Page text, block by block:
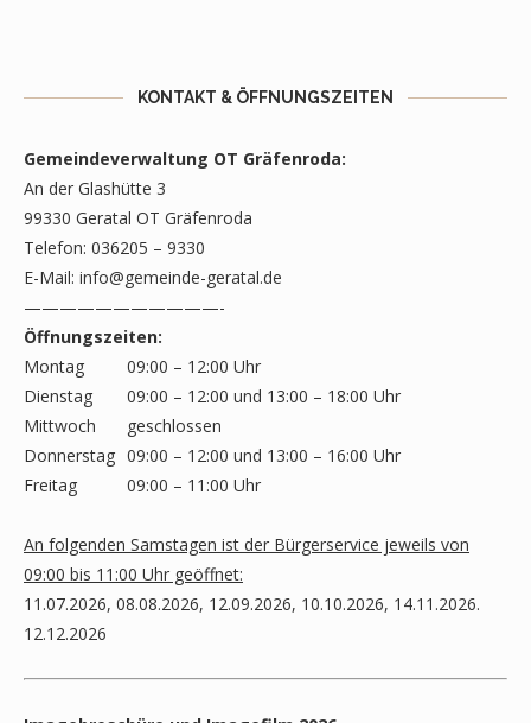
KONTAKT & ÖFFNUNGSZEITEN
Gemeindeverwaltung OT Gräfenroda:
An der Glashütte 3
99330 Geratal OT Gräfenroda
Telefon: 036205 – 9330
E-Mail: info@gemeinde-geratal.de
———————————-
Öffnungszeiten:
Montag
09:00 – 12:00 Uhr
Dienstag
09:00 – 12:00 und 13:00 – 18:00 Uhr
Mittwoch
geschlossen
Donnerstag 09:00 – 12:00 und 13:00 – 16:00 Uhr
Freitag
09:00 – 11:00 Uhr
An folgenden Samstagen ist der Bürgerservice jeweils von
09:00 bis 11:00 Uhr geöffnet:
11.07.2026, 08.08.2026, 12.09.2026, 10.10.2026, 14.11.2026.
12.12.2026